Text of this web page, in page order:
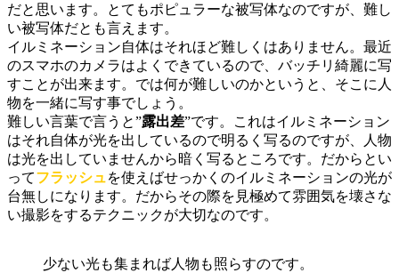
だと思います。とてもポピュラーな被写体なのですが、難し
い被写体だとも言えます。
イルミネーション自体はそれほど難しくはありません。最近
のスマホのカメラはよくできているので、バッチリ綺麗に写
すことが出来ます。では何が難しいのかというと、そこに人
物を一緒に写す事でしょう。
難しい言葉で言うと”露出差”です。これはイルミネーション
はそれ自体が光を出しているので明るく写るのですが、人物
は光を出していませんから暗く写るところです。だからとい
ってフラッシュを使えばせっかくのイルミネーションの光が
台無しになります。だからその際を見極めて雰囲気を壊さな
い撮影をするテクニックが大切なのです。
少ない光も集まれば人物も照らすのです。